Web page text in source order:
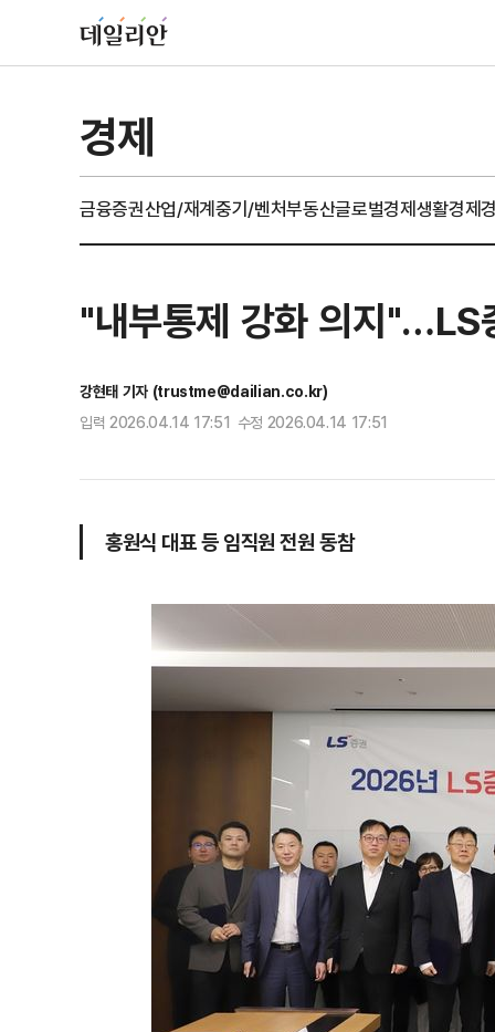
경제
금융증권산업/재계중기/벤처부동산글로벌경제생활경제
"내부통제 강화 의지"…LS
강현태 기자 (trustme@dailian.co.kr)
입력 2026.04.14 17:51 수정 2026.04.14 17:51
홍원식 대표 등 임직원 전원 동참